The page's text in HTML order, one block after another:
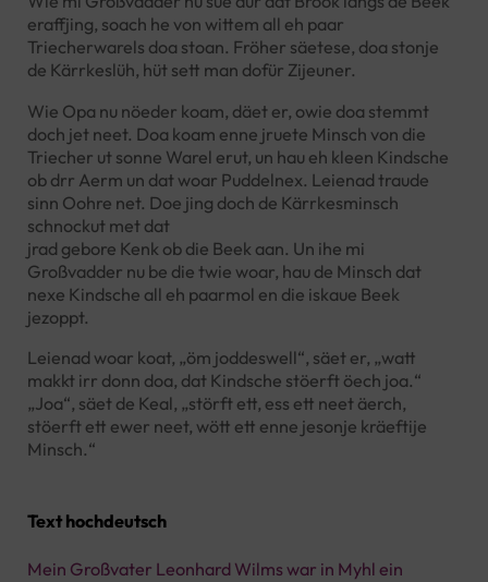
eraffjing, soach he von wittem all eh paar
Triecherwarels doa stoan. Fröher säetese, doa stonje
de Kärrkeslüh, hüt sett man dofür Zijeuner.
Wie Opa nu nöeder koam, däet er, owie doa stemmt
doch jet neet. Doa koam enne jruete Minsch von die
Triecher ut sonne Warel erut, un hau eh kleen Kindsche
ob drr Aerm un dat woar Puddelnex. Leienad traude
sinn Oohre net. Doe jing doch de Kärrkesminsch
schnockut met dat
jrad gebore Kenk ob die Beek aan. Un ihe mi
Großvadder nu be die twie woar, hau de Minsch dat
nexe Kindsche all eh paarmol en die iskaue Beek
jezoppt.
Leienad woar koat, „öm joddeswell“, säet er, „watt
makkt irr donn doa, dat Kindsche stöerft öech joa.“
„Joa“, säet de Keal, „störft ett, ess ett neet äerch,
stöerft ett ewer neet, wött ett enne jesonje kräeftije
Minsch.“
Text hochdeutsch
Mein Großvater Leonhard Wilms war in Myhl ein